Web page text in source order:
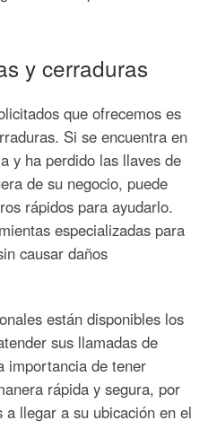
y cerraduras
que ofrecemos es
Si se encuentra en
y ha perdido las llaves de
de su negocio, puede
rápidos para ayudarlo.
especializadas para
causar daños
están disponibles los
sus llamadas de
importancia de tener
rápida y segura, por
llegar a su ubicación en el